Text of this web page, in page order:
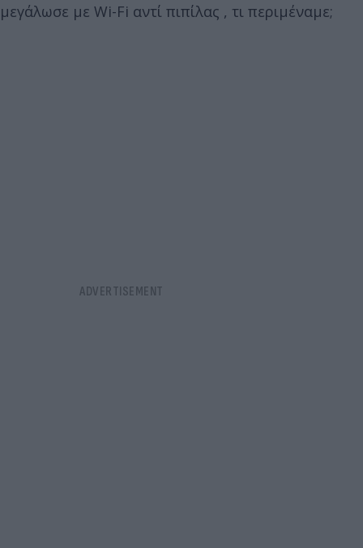
μεγάλωσε με Wi-Fi αντί πιπίλας , τι περιμέναμε;